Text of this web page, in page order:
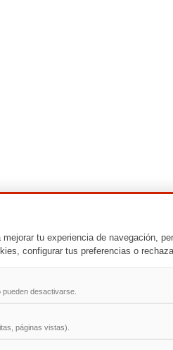
tu experiencia de navegación,
configurar tus preferencias o
desactivarse.
páginas vistas).